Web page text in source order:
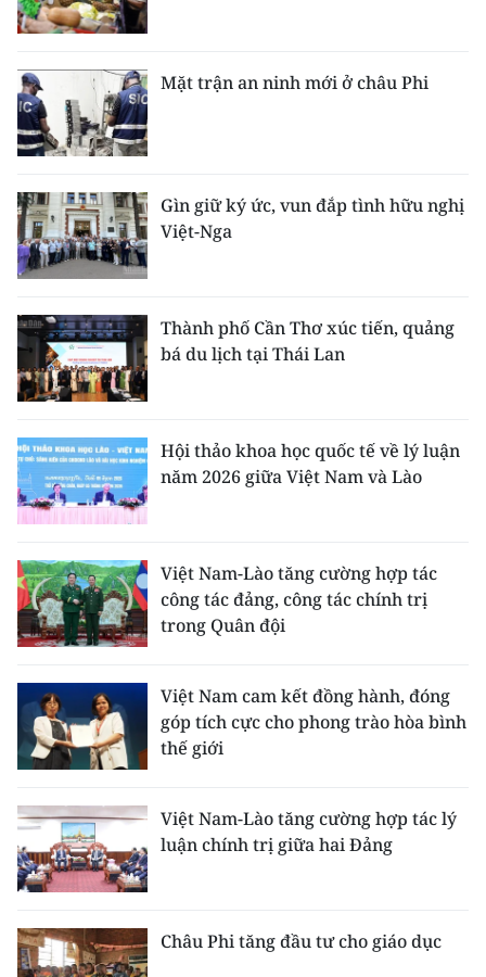
Mặt trận an ninh mới ở châu Phi
Gìn giữ ký ức, vun đắp tình hữu nghị
Việt-Nga
Thành phố Cần Thơ xúc tiến, quảng
bá du lịch tại Thái Lan
Hội thảo khoa học quốc tế về lý luận
năm 2026 giữa Việt Nam và Lào
Việt Nam-Lào tăng cường hợp tác
công tác đảng, công tác chính trị
trong Quân đội
Việt Nam cam kết đồng hành, đóng
góp tích cực cho phong trào hòa bình
thế giới
Việt Nam-Lào tăng cường hợp tác lý
luận chính trị giữa hai Đảng
Châu Phi tăng đầu tư cho giáo dục